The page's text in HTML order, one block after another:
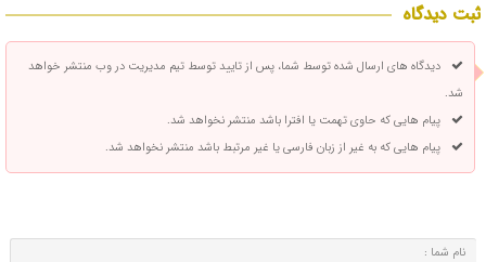
ثبت دیدگاه
دیدگاه های ارسال شده توسط شما، پس از تایید توسط تیم مدیریت در وب منتشر خواهد
شد.
پیام هایی که حاوی تهمت یا افترا باشد منتشر نخواهد شد.
پیام هایی که به غیر از زبان فارسی یا غیر مرتبط باشد منتشر نخواهد شد.